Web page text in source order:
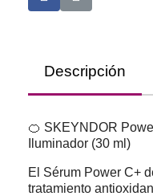
Descripción
🍊 SKEYNDOR
Iluminador (30 ml)
El Sérum Power C+
tratamiento